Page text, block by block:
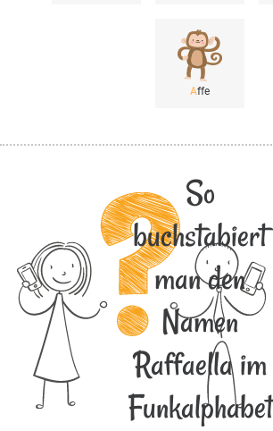
Affe
So
buchstabiert
man den
Namen
Raffaella im
Funkalphabet